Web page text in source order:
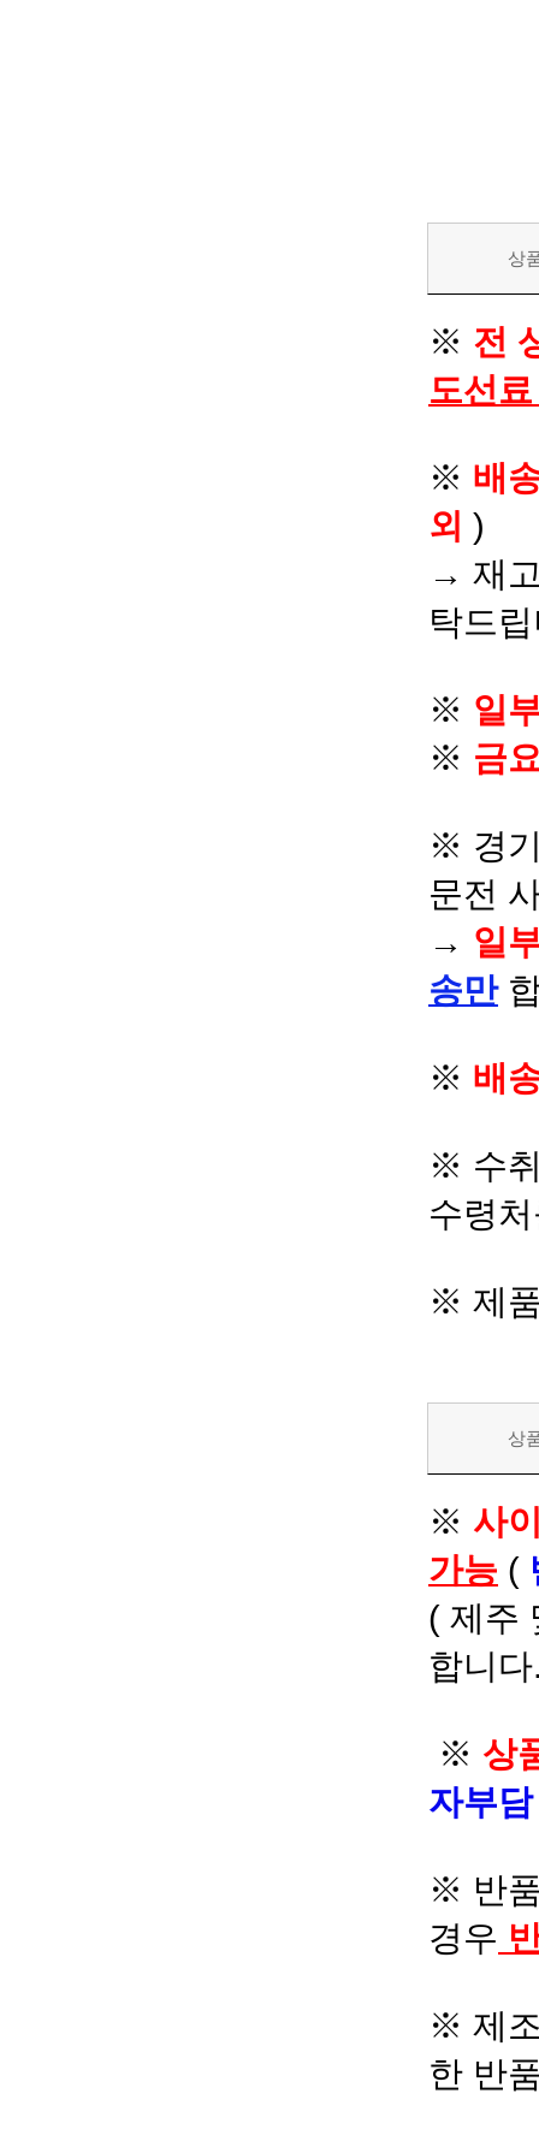
상
※ 전
도선
※ 배
외 )
→ 재
탁드
※ 일
※ 금
※ 경
문전
→ 일
송만
※ 배
※ 수
수령
※ 제
상
※ 사
가능 (
( 제주
합니
※ 상
자부
※ 반
경우
※ 제
한 반